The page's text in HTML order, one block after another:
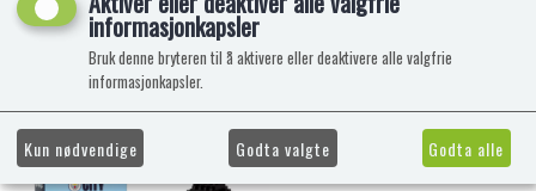
informasjonkapsler
Bruk denne bryteren til å aktivere eller deaktivere alle valgfrie
informasjonkapsler.
Kun nødvendige Godta valgte Godta alle